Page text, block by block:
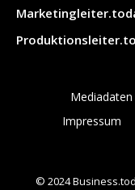
Mediadaten
Impressum
© 2024